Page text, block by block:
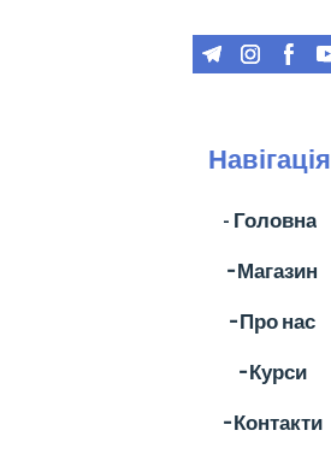
Навігація
- Головна
╶ Магазин
╶ Про нас
╶ Курси
╶ Контакти